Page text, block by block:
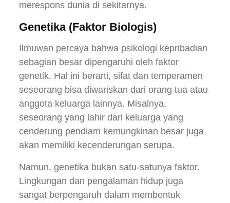
merespons dunia di sekitarnya.
Genetika (Faktor Biologis)
Ilmuwan percaya bahwa psikologi kepribadian
sebagian besar dipengaruhi oleh faktor
genetik. Hal ini berarti, sifat dan temperamen
seseorang bisa diwariskan dari orang tua atau
anggota keluarga lainnya. Misalnya,
seseorang yang lahir dari keluarga yang
cenderung pendiam kemungkinan besar juga
akan memiliki kecenderungan serupa.
Namun, genetika bukan satu-satunya faktor.
Lingkungan dan pengalaman hidup juga
sangat berpengaruh dalam membentuk